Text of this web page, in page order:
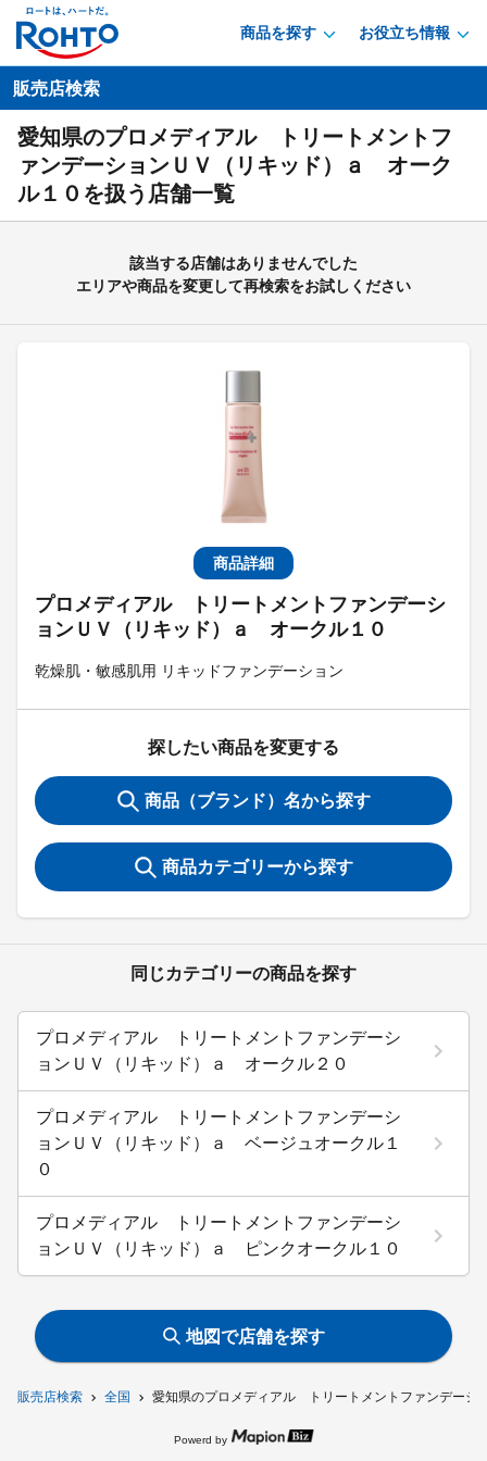
商品を探す お役立ち情報
販売店検索 全国 愛知県のプロメディアル トリートメントファンデー
販売店検索
愛知県のプロメディアル トリートメントフ
ァンデーションＵＶ（リキッド）ａ オーク
ル１０を扱う店舗一覧
商品詳細
プロメディアル トリートメントファンデーシ
ョンＵＶ（リキッド）ａ オークル１０
乾燥肌・敏感肌用 リキッドファンデーション
探したい商品を変更する
商品（ブランド）名から探す
商品カテゴリーから探す
同じカテゴリーの商品を探す
プロメディアル トリートメントファンデーシ
ョンＵＶ（リキッド）ａ オークル２０
プロメディアル トリートメントファンデーシ
ョンＵＶ（リキッド）ａ ベージュオークル１
０
プロメディアル トリートメントファンデーシ
ョンＵＶ（リキッド）ａ ピンクオークル１０
該当する店舗はありませんでした
エリアや商品を変更して再検索をお試しください
地図で店舗を探す
Powerd by